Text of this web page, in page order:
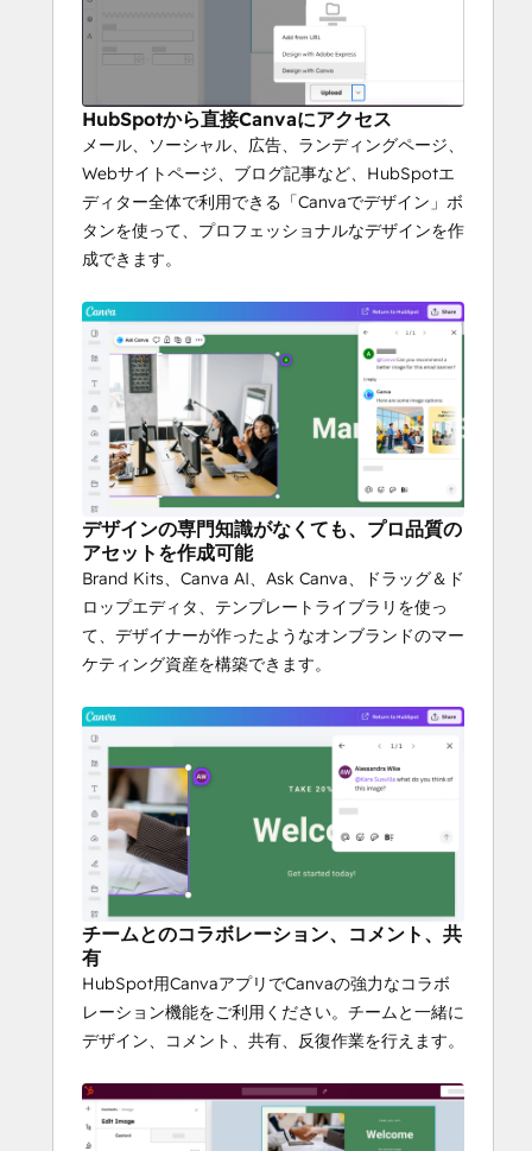
HubSpotから直接Canvaにアクセス
メール、ソーシャル、広告、ランディングページ、
Webサイトページ、ブログ記事など、HubSpotエ
ディター全体で利用できる「Canvaでデザイン」ボ
タンを使って、プロフェッショナルなデザインを作
成できます。
デザインの専門知識がなくても、プロ品質の
アセットを作成可能
Brand Kits、Canva AI、Ask Canva、ドラッグ＆ド
ロップエディタ、テンプレートライブラリを使っ
て、デザイナーが作ったようなオンブランドのマー
ケティング資産を構築できます。
チームとのコラボレーション、コメント、共
有
HubSpot用CanvaアプリでCanvaの強力なコラボ
レーション機能をご利用ください。チームと一緒に
デザイン、コメント、共有、反復作業を行えます。